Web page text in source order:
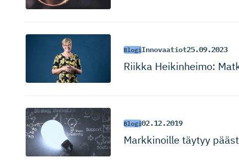
BlogiInnovaatiot25.09.2023
Riikka Heikinheimo:
Blogi02.12.2019
Markkinoille täytyy